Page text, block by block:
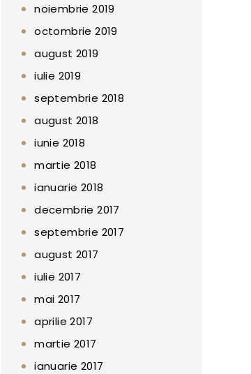
noiembrie 2019
octombrie 2019
august 2019
iulie 2019
septembrie 2018
august 2018
iunie 2018
martie 2018
ianuarie 2018
decembrie 2017
septembrie 2017
august 2017
iulie 2017
mai 2017
aprilie 2017
martie 2017
ianuarie 2017